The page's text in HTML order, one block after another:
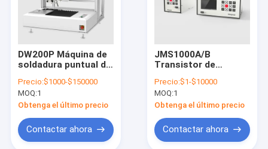
DW200P Máquina de
soldadura puntual de
altavoz / receptor
Motor de vibración
plana FPC Producto
motor de bobina de
voz de plomo
Precio:$1000-$150000
MOQ:1
Obtenga el último precio
Contactar ahora
JMS1000A/B
Transistor de
alimentación
MODBUS-RTU
comunicación de
datos baja
resistencia a la
temperatura y FPC
Precio:$1-$10000
MOQ:1
Obtenga el último precio
Contactar ahora